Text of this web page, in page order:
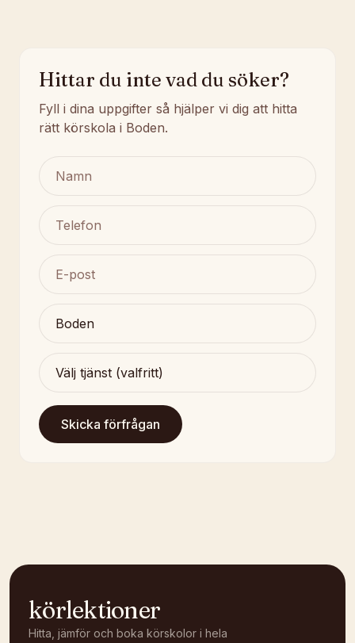
Hittar du inte vad du söker?
Fyll i dina uppgifter så hjälper vi dig att hitta
rätt körskola i Boden.
Skicka förfrågan
körlektioner
Hitta, jämför och boka körskolor i hela